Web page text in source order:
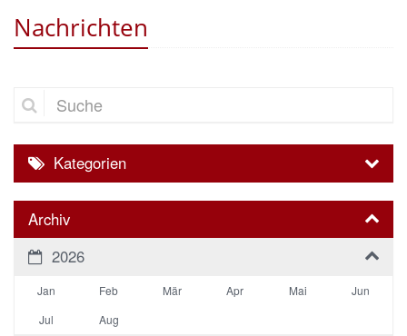
Nachrichten
Suche
Kategorien
Archiv
2026
Jan Feb Mär Apr Mai
Jun
Jul
Aug